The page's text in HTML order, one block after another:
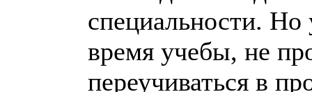
специальности. Но
время учебы, не
переучиваться в